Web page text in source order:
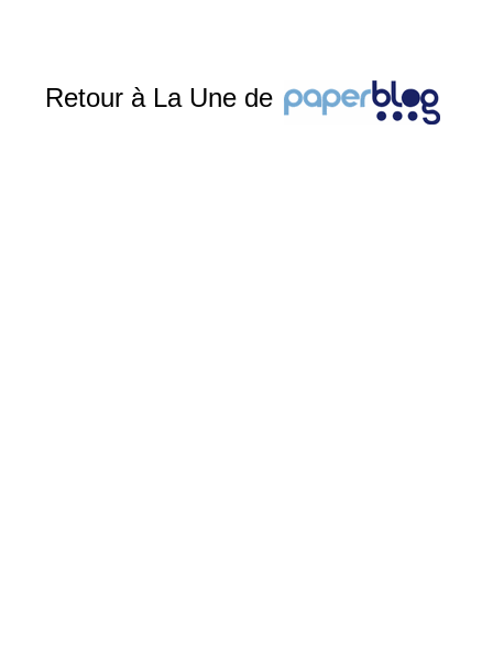
Retour à La Une de